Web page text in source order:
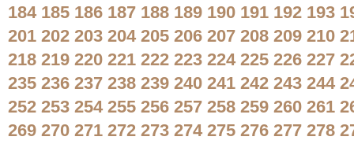
184 185 186 187 188 189 190 191 192 193
201 202 203 204 205 206 207 208 209 210
218 219 220 221 222 223 224 225 226 227
235 236 237 238 239 240 241 242 243 244
252 253 254 255 256 257 258 259 260 261
269 270 271 272 273 274 275 276 277 278